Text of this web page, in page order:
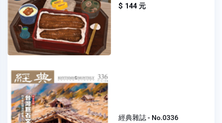
$ 144 元
經典雜誌 - No.0336